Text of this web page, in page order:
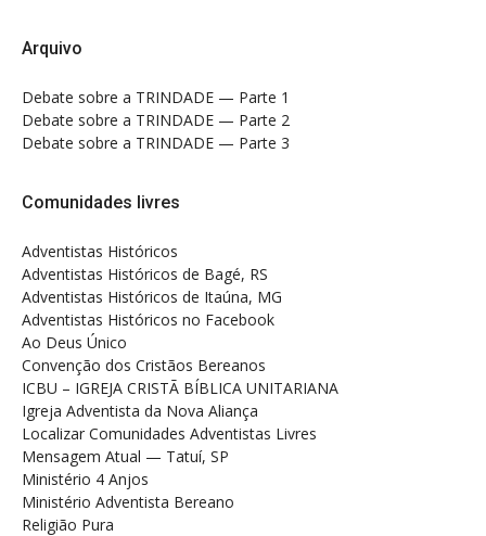
Arquivo
Debate sobre a TRINDADE — Parte 1
Debate sobre a TRINDADE — Parte 2
Debate sobre a TRINDADE — Parte 3
Comunidades livres
Adventistas Históricos
Adventistas Históricos de Bagé, RS
Adventistas Históricos de Itaúna, MG
Adventistas Históricos no Facebook
Ao Deus Único
Convenção dos Cristãos Bereanos
ICBU – IGREJA CRISTÃ BÍBLICA UNITARIANA
Igreja Adventista da Nova Aliança
Localizar Comunidades Adventistas Livres
Mensagem Atual — Tatuí, SP
Ministério 4 Anjos
Ministério Adventista Bereano
Religião Pura